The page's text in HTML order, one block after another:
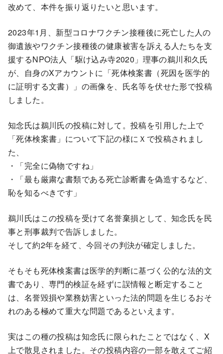
改めて、本件を振り返りたいと思います。
2023年1月、新型コロナワクチン接種後に死亡した人の
御遺族やワクチン接種後の健康被害を訴える人たちを支
援するNPO法人「駆け込み寺2020」理事の鵜川和久氏
が、自身のXアカウントに「死体検案書（死因を医学的
に証明する文書）」の画像を、氏名等を伏せた形で投稿
しました。
知念氏は鵜川氏の投稿に対して。投稿を引用した上で
「死体検案書」について下記の様にＸで投稿されまし
た、
・「完全に偽物ですね」
・「最も厳粛な書類である死亡診断書を偽造するなど、
恥を知るべきです」
鵜川氏はこの投稿を受けて名誉棄損として、知念氏を民
事と刑事裁判で告訴しました。
そして約2年を経て、今回その判決が確定しました。
そもそも死体検案書は医学的判断に基づく公的な法的文
書であり、専門的検証を経ずに誤情報と断定すること
は、名誉毀損や業務妨害といった法的問題を生じるおそ
れのある極めて重大な問題であるといえます。
実はこの種の投稿は知念氏に限られたことではなく、X
上で散見されました。その投稿内容の一部を敢えてご紹